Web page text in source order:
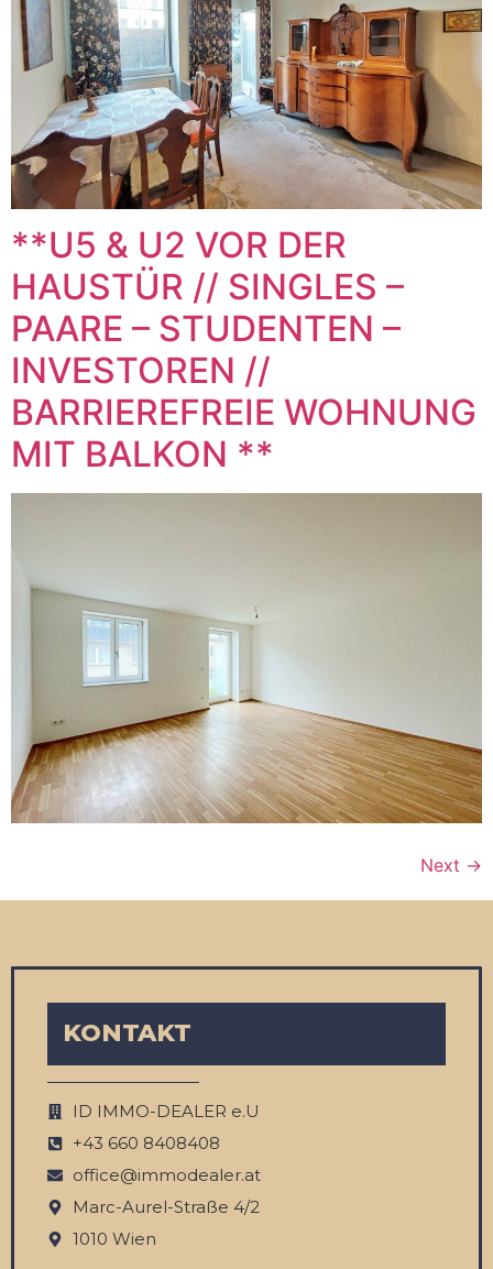
**U5 & U2 VOR DER
HAUSTÜR // SINGLES –
PAARE – STUDENTEN –
INVESTOREN //
BARRIEREFREIE WOHNUNG
MIT BALKON **
Next →
KONTAKT
ID IMMO-DEALER e.U
‭+43 660 8408408‬
office@immodealer.at
Marc-Aurel-Straße 4/2
1010 Wien